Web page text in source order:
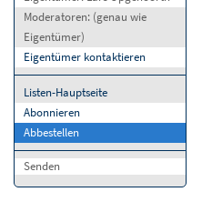
Moderatoren: (genau wie
Eigentümer)
Eigentümer kontaktieren
Listen-Hauptseite
Abonnieren
Abbestellen
Senden